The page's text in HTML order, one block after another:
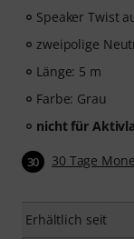
Speaker Twist
zweipolige
Länge: 5 m
Farbe: Grau
nicht für
30 30 Tage
Erhältlich seit